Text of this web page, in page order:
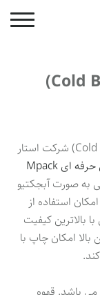
عکاسی صنعتی قهوه سرد (Cold Brew)
عکاسی صنعتی از محصولات قهوه سرد (Cold Brew) شرکت استار
استودیو عکاسی حرفه ای Mpack
صورت آبجکتیو
استفاده از
بالاترین کیفیت
امکان چاپ با